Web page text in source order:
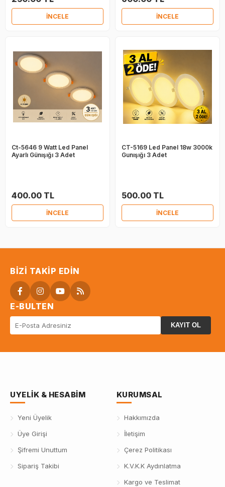
İNCELE İNCELE
Ct-5646 9 Watt Led Panel
Ayarlı Günışığı 3 Adet
400.00 TL
İNCELE
CT-5169 Led Panel 18w 3000k
Gunışığı 3 Adet
500.00 TL
İNCELE
BIZI TAKIP EDIN
E-BULTEN
KAYIT OL
UYELIK & HESABIM
Yeni Üyelik
Üye Girişi
Şifremi Unuttum
Sipariş Takibi
KURUMSAL
Hakkımızda
İletişim
Çerez Politikası
K.V.K.K Aydınlatma
Kargo ve Teslimat